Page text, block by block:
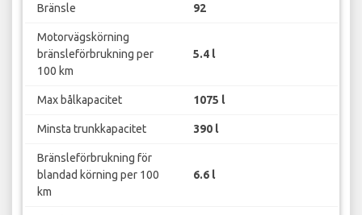
Bränsle 92
Motorvägskörning
bränsleförbrukning per
100 km
5.4 l
Max bålkapacitet 1075 l
Minsta trunkkapacitet 390 l
Bränsleförbrukning för
blandad körning per 100
km
6.6 l